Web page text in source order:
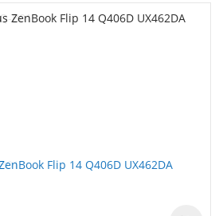
Flip 14 Q406D UX462DA